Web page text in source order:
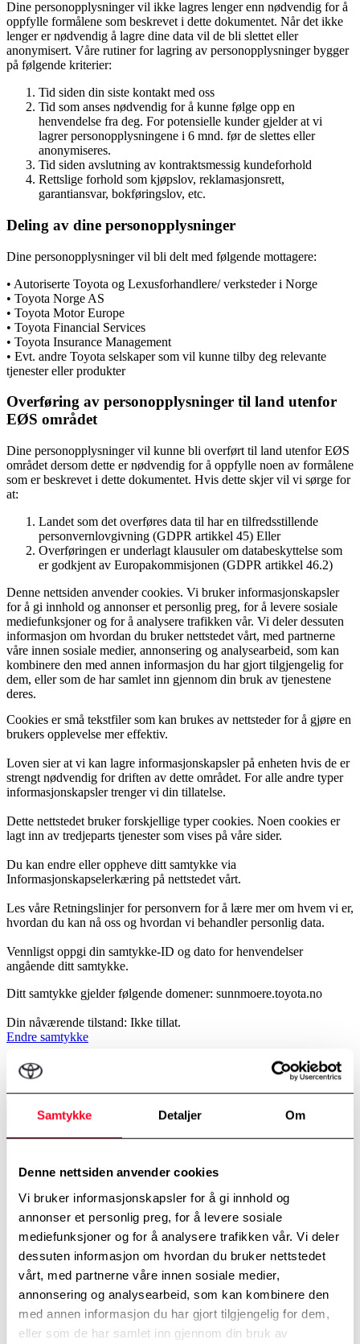
Samtykke Detaljer Om
Denne nettsiden anvender cookies
Vi bruker informasjonskapsler for å gi innhold og
annonser et personlig preg, for å levere sosiale
mediefunksjoner og for å analysere trafikken vår. Vi deler
dessuten informasjon om hvordan du bruker nettstedet
vårt, med partnerne våre innen sosiale medier,
annonsering og analysearbeid, som kan kombinere den
med annen informasjon du har gjort tilgjengelig for dem,
eller som de har samlet inn gjennom din bruk av
Dine personopplysninger vil ikke lagres lenger enn nødvendig for å
oppfylle formålene som beskrevet i dette dokumentet. Når det ikke
lenger er nødvendig å lagre dine data vil de bli slettet eller
anonymisert. Våre rutiner for lagring av personopplysninger bygger
på følgende kriterier:
Tid siden din siste kontakt med oss
Tid som anses nødvendig for å kunne følge opp en
henvendelse fra deg. For potensielle kunder gjelder at vi
lagrer personopplysningene i 6 mnd. før de slettes eller
anonymiseres.
Tid siden avslutning av kontraktsmessig kundeforhold
Rettslige forhold som kjøpslov, reklamasjonsrett,
garantiansvar, bokføringslov, etc.
Deling av dine personopplysninger
Dine personopplysninger vil bli delt med følgende mottagere:
• Autoriserte Toyota og Lexusforhandlere/ verksteder i Norge
• Toyota Norge AS
• Toyota Motor Europe
• Toyota Financial Services
• Toyota Insurance Management
• Evt. andre Toyota selskaper som vil kunne tilby deg relevante
tjenester eller produkter
Overføring av personopplysninger til land utenfor
EØS området
Dine personopplysninger vil kunne bli overført til land utenfor EØS
området dersom dette er nødvendig for å oppfylle noen av formålene
som er beskrevet i dette dokumentet. Hvis dette skjer vil vi sørge for
at:
Landet som det overføres data til har en tilfredsstillende
personvernlovgivning (GDPR artikkel 45) Eller
Overføringen er underlagt klausuler om databeskyttelse som
er godkjent av Europakommisjonen (GDPR artikkel 46.2)
Denne nettsiden anvender cookies. Vi bruker informasjonskapsler
for å gi innhold og annonser et personlig preg, for å levere sosiale
mediefunksjoner og for å analysere trafikken vår. Vi deler dessuten
informasjon om hvordan du bruker nettstedet vårt, med partnerne
våre innen sosiale medier, annonsering og analysearbeid, som kan
kombinere den med annen informasjon du har gjort tilgjengelig for
dem, eller som de har samlet inn gjennom din bruk av tjenestene
deres.
Cookies er små tekstfiler som kan brukes av nettsteder for å gjøre en
brukers opplevelse mer effektiv.
Loven sier at vi kan lagre informasjonskapsler på enheten hvis de er
strengt nødvendig for driften av dette området. For alle andre typer
informasjonskapsler trenger vi din tillatelse.
Dette nettstedet bruker forskjellige typer cookies. Noen cookies er
lagt inn av tredjeparts tjenester som vises på våre sider.
Du kan endre eller oppheve ditt samtykke via
Informasjonskapselerkæring på nettstedet vårt.
Les våre Retningslinjer for personvern for å lære mer om hvem vi er,
hvordan du kan nå oss og hvordan vi behandler personlig data.
Vennligst oppgi din samtykke-ID og dato for henvendelser
angående ditt samtykke.
Ditt samtykke gjelder følgende domener: sunnmoere.toyota.no
Din nåværende tilstand: Ikke tillat.
Endre samtykke
Informasjonskapselerklæringen ble sist oppdatert 18/07/2026 av
Cookiebot
Nødvendig (6)
grunnleggende funksjoner som side navigasjon og tilgang til sikre
disse informasjonskapslene.
Navn Leverandør Hensikt
__cf_bm
Vimeo
This cookie is used to
distinguish between
humans and bots. This
is beneficial for the
website, in order to
make valid reports on
1 dag